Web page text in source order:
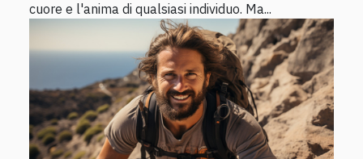
cuore e l'anima di qualsiasi individuo. Ma...